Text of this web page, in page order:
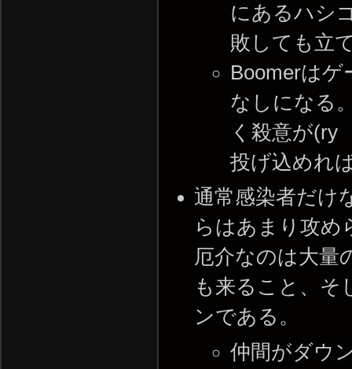
にあるハシ
敗しても立
Boomerは
なしになる
く殺意が(ry
投げ込めれ
通常感染者だけ
らはあまり攻め
厄介なのは大量
も来ること、そ
ンである。
仲間がダウ